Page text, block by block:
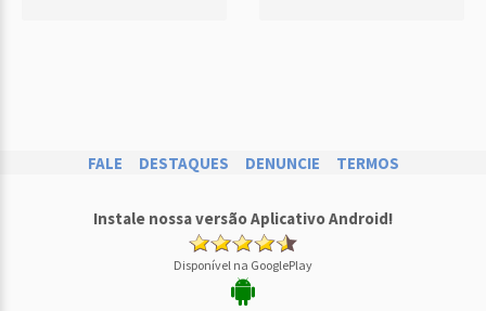
FALE DESTAQUES DENUNCIE TERMOS
Instale nossa versão Aplicativo Android!
Disponível na GooglePlay